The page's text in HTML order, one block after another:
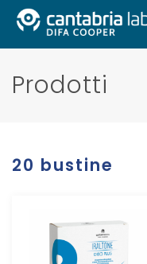
Prodotti
20 bustine